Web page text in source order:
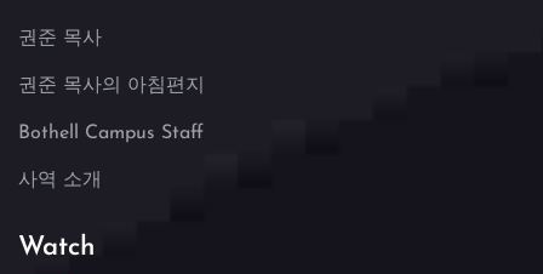
권준 목사
권준 목사의 아침편지
Bothell Campus Staff
사역 소개
Watch